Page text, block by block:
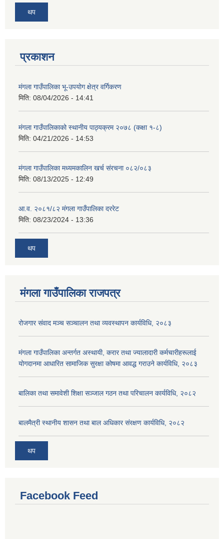
थप
प्रकाशन
मंगला गाउँपालिका भू-उपयोग क्षेत्र वर्गिकरण
मिति: 08/04/2026 - 14:41
मंगला गाउँपालिकाको स्थानीय पाठ्यक्रम २०७८ (कक्षा १-८)
मिति: 04/21/2026 - 14:53
मंगला गाउँपालिका मध्यमकालिन खर्च संरचना ०८२/०८३
मिति: 08/13/2025 - 12:49
आ.व. २०८१/८२ मंगला गाउँपालिका दररेट
मिति: 08/23/2024 - 13:36
थप
मंगला गाउँपालिका राजपत्र
रोजगार संवाद मञ्च सञ्चालन तथा व्यवस्थापन कार्यविधि, २०८३
मंगला गाउँपालिका अन्तर्गत अस्थायी, करार तथा ज्यालादारी कर्मचारीहरूलाई
योगदानमा आधारित सामाजिक सुरक्षा कोषमा आवद्ध गराउने कार्यविधि, २०८३
बालिका तथा समावेशी शिक्षा सञ्जाल गठन तथा परिचालन कार्यविधि, २०८२
बालमैत्री स्थानीय शासन तथा बाल अधिकार संरक्षण कार्यविधि, २०८२
थप
Facebook Feed